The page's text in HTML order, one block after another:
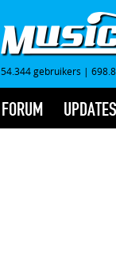
54.344 gebruikers |
FORUM UPDATES